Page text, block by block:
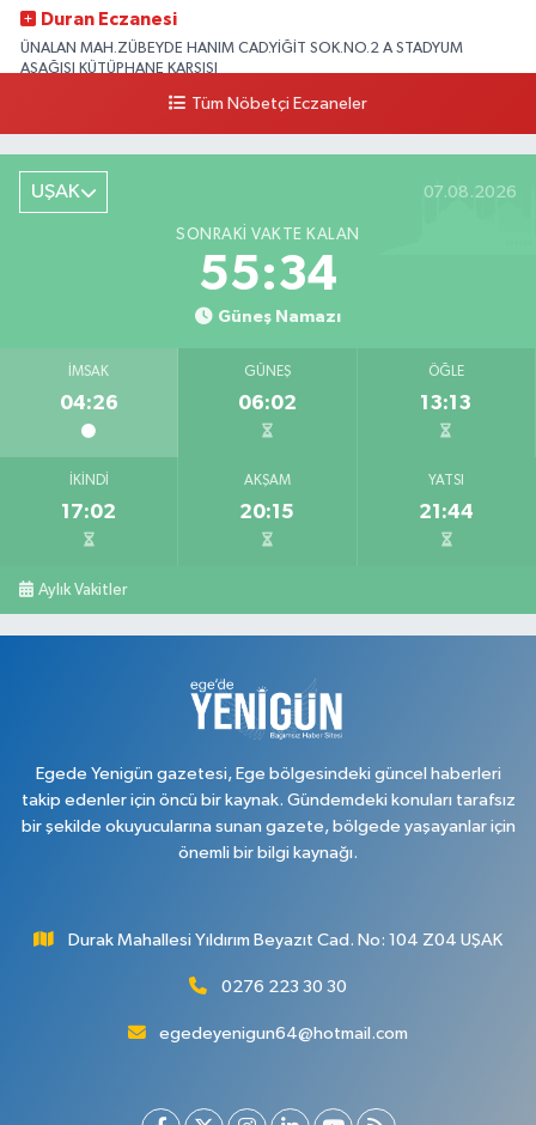
Duran Eczanesi
ÜNALAN MAH.ZÜBEYDE HANIM CAD.YİĞİT SOK.NO.2 A STADYUM
AŞAĞISI KÜTÜPHANE KARŞISI
Yol Tarifi Al
Tüm Nöbetçi Eczaneler
UŞAK 07.08.2026
SONRAKI VAKTE KALAN
55:34
Güneş Namazı
İMSAK
04:26
GÜNEŞ
06:02
ÖĞLE
13:13
İKINDI
17:02
AKŞAM
20:15
YATSI
21:44
Aylık Vakitler
Egede Yenigün gazetesi, Ege bölgesindeki güncel haberleri
takip edenler için öncü bir kaynak. Gündemdeki konuları tarafsız
bir şekilde okuyucularına sunan gazete, bölgede yaşayanlar için
önemli bir bilgi kaynağı.
Durak Mahallesi Yıldırım Beyazıt Cad. No: 104 Z04 UŞAK
0276 223 30 30
egedeyenigun64@hotmail.com